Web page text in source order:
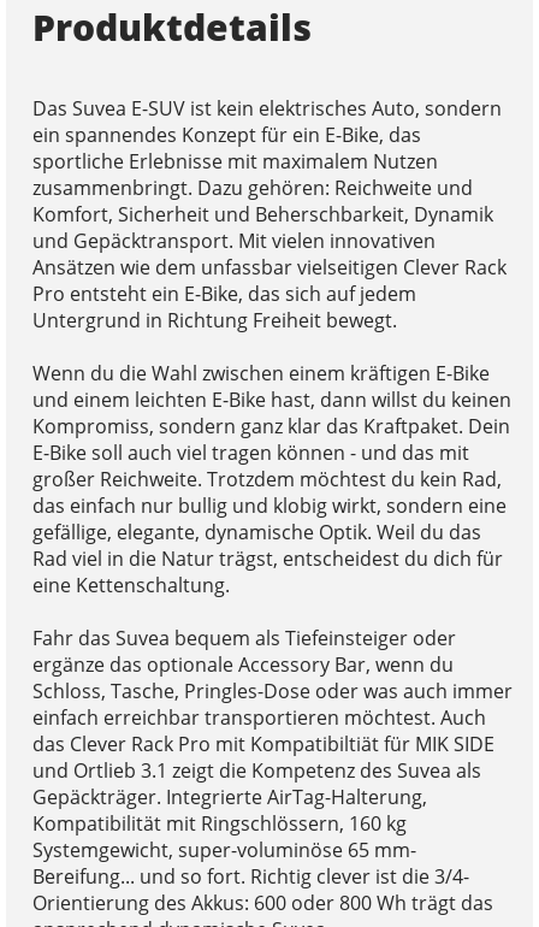
Produktdetails
Das Suvea E-SUV ist kein elektrisches Auto, sondern
ein spannendes Konzept für ein E-Bike, das
sportliche Erlebnisse mit maximalem Nutzen
zusammenbringt. Dazu gehören: Reichweite und
Komfort, Sicherheit und Beherschbarkeit, Dynamik
und Gepäcktransport. Mit vielen innovativen
Ansätzen wie dem unfassbar vielseitigen Clever Rack
Pro entsteht ein E-Bike, das sich auf jedem
Untergrund in Richtung Freiheit bewegt.
Wenn du die Wahl zwischen einem kräftigen E-Bike
und einem leichten E-Bike hast, dann willst du keinen
Kompromiss, sondern ganz klar das Kraftpaket. Dein
E-Bike soll auch viel tragen können - und das mit
großer Reichweite. Trotzdem möchtest du kein Rad,
das einfach nur bullig und klobig wirkt, sondern eine
gefällige, elegante, dynamische Optik. Weil du das
Rad viel in die Natur trägst, entscheidest du dich für
eine Kettenschaltung.
Fahr das Suvea bequem als Tiefeinsteiger oder
ergänze das optionale Accessory Bar, wenn du
Schloss, Tasche, Pringles-Dose oder was auch immer
einfach erreichbar transportieren möchtest. Auch
das Clever Rack Pro mit Kompatibiltiät für MIK SIDE
und Ortlieb 3.1 zeigt die Kompetenz des Suvea als
Gepäckträger. Integrierte AirTag-Halterung,
Kompatibilität mit Ringschlössern, 160 kg
Systemgewicht, super-voluminöse 65 mm-
Bereifung... und so fort. Richtig clever ist die 3/4-
Orientierung des Akkus: 600 oder 800 Wh trägt das